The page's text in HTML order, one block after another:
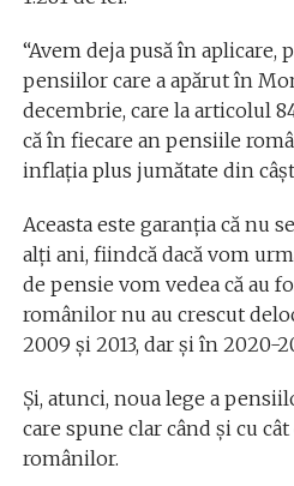
“Avem deja pusă în aplicare,
pensiilor care a apărut în
decembrie, care la articolul
că în fiecare an pensiile
inflaţia plus jumătate din
Aceasta este garanţia că nu
alţi ani, fiindcă dacă vom
de pensie vom vedea că au
românilor nu au crescut
2009 şi 2013, dar şi în 2020-
Şi, atunci, noua lege a
care spune clar când şi cu
românilor.